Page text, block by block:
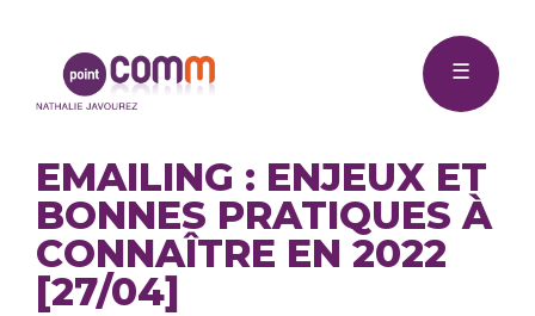
Point
☰
EMAILING : ENJEUX ET
BONNES PRATIQUES À
CONNAÎTRE EN 2022
[27/04]